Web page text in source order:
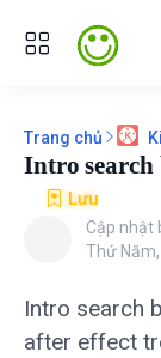
Trang chủ
Intro
Lưu
Cập nhật
Thứ
Intro search
after effect